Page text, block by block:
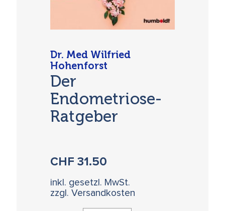
Dr. Med Wilfried
Hohenforst
Der
Endometriose-
Ratgeber
CHF31.50
inkl. gesetzl. MwSt.
zzgl. Versandkosten